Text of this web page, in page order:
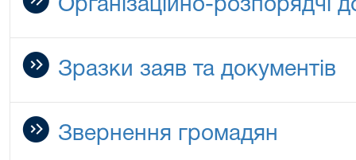
Організаційно-розпорядчі
Зразки заяв та документів
Звернення громадян